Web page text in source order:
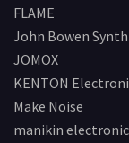
FLAME
John Bowen
JOMOX
KENTON
Make Noise
manikin electronic